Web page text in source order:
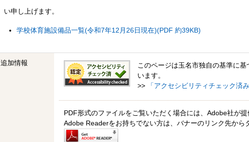
い申し上げます。
学校体育施設備品一覧(令和7年12月26日現在)(PDF 約39KB)
追加情報
このページは玉名市独自の基準に
います。
>>
「アクセシビリティチェック済
PDF形式のファイルをご覧いただく場合には、Adobe社が
Adobe Readerをお持ちでない方は、バナーのリンク先から